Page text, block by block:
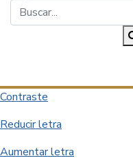
Contraste
Reducir letra
Aumentar letra